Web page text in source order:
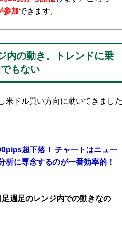
参加できます。
内の動き。トレンドに乗
もない
米ドル買い方向に動いてきました
超下落！ チャートはニュー
析に専念するのが一番効率的！
週足のレンジ内での動きなの